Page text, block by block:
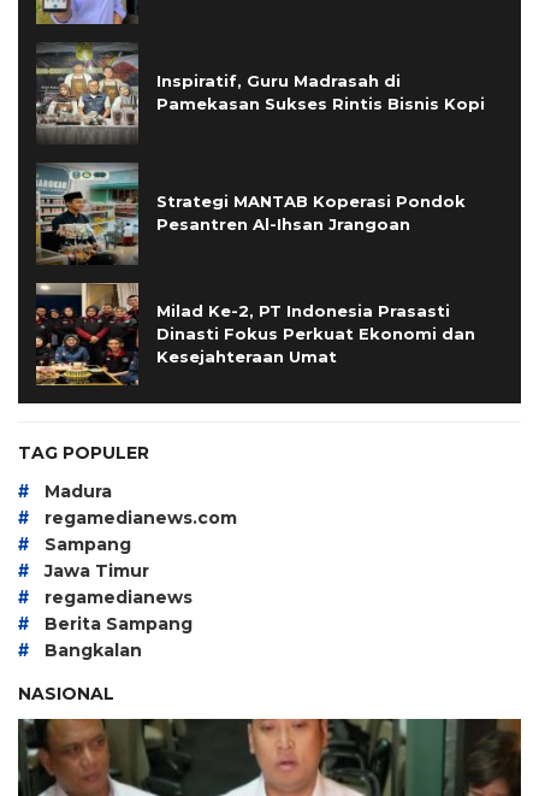
Inspiratif, Guru Madrasah di
Pamekasan Sukses Rintis Bisnis Kopi
Strategi MANTAB Koperasi Pondok
Pesantren Al-Ihsan Jrangoan
Milad Ke-2, PT Indonesia Prasasti
Dinasti Fokus Perkuat Ekonomi dan
Kesejahteraan Umat
TAG POPULER
# Madura
# regamedianews.com
# Sampang
# Jawa Timur
# regamedianews
# Berita Sampang
#
Bangkalan
NASIONAL